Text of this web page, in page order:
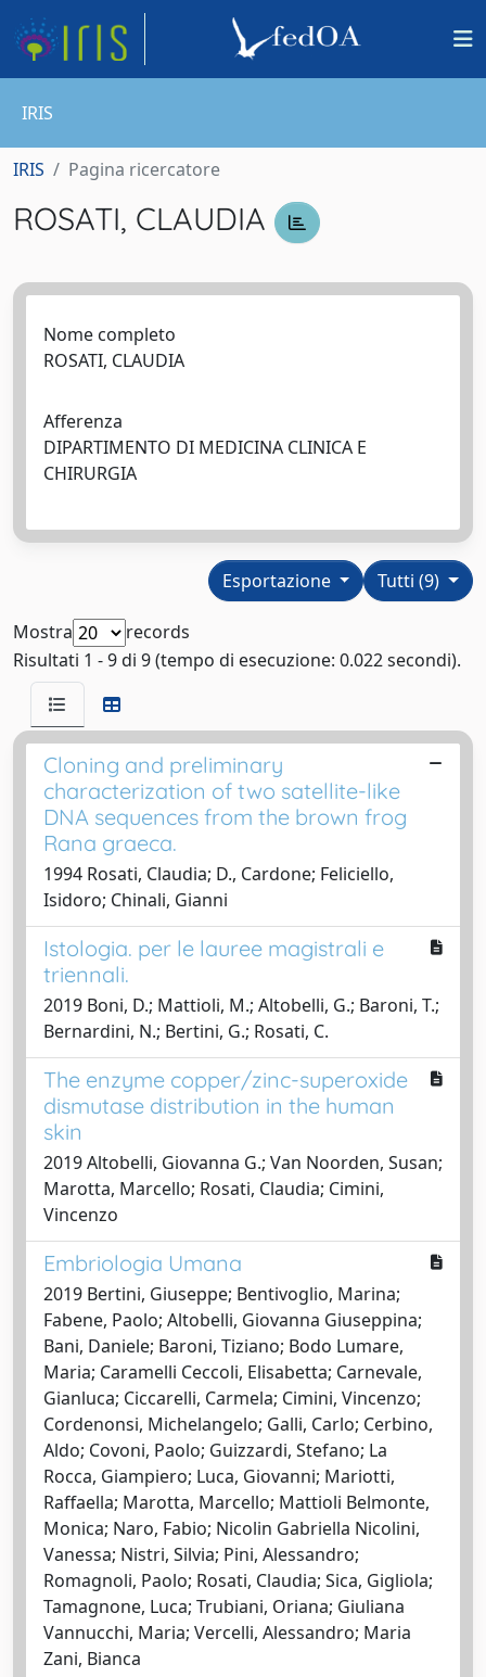
IRIS
IRIS Pagina ricercatore
ROSATI, CLAUDIA
Nome completo
ROSATI, CLAUDIA
Afferenza
DIPARTIMENTO DI MEDICINA CLINICA E
CHIRURGIA
Tutti (9)
Esportazione
Mostra
records
Risultati 1 - 9 di 9 (tempo di esecuzione: 0.022 secondi).
Cloning and preliminary
characterization of two satellite-like
DNA sequences from the brown frog
Rana graeca.
1994 Rosati, Claudia; D., Cardone; Feliciello,
Isidoro; Chinali, Gianni
Istologia. per le lauree magistrali e
triennali.
2019 Boni, D.; Mattioli, M.; Altobelli, G.; Baroni, T.;
Bernardini, N.; Bertini, G.; Rosati, C.
The enzyme copper/zinc-superoxide
dismutase distribution in the human
skin
2019 Altobelli, Giovanna G.; Van Noorden, Susan;
Marotta, Marcello; Rosati, Claudia; Cimini,
Vincenzo
Embriologia Umana
2019 Bertini, Giuseppe; Bentivoglio, Marina;
Fabene, Paolo; Altobelli, Giovanna Giuseppina;
Bani, Daniele; Baroni, Tiziano; Bodo Lumare,
Maria; Caramelli Ceccoli, Elisabetta; Carnevale,
Gianluca; Ciccarelli, Carmela; Cimini, Vincenzo;
Cordenonsi, Michelangelo; Galli, Carlo; Cerbino,
Aldo; Covoni, Paolo; Guizzardi, Stefano; La
Rocca, Giampiero; Luca, Giovanni; Mariotti,
Raffaella; Marotta, Marcello; Mattioli Belmonte,
Monica; Naro, Fabio; Nicolin Gabriella Nicolini,
Vanessa; Nistri, Silvia; Pini, Alessandro;
Romagnoli, Paolo; Rosati, Claudia; Sica, Gigliola;
Tamagnone, Luca; Trubiani, Oriana; Giuliana
Vannucchi, Maria; Vercelli, Alessandro; Maria
Zani, Bianca